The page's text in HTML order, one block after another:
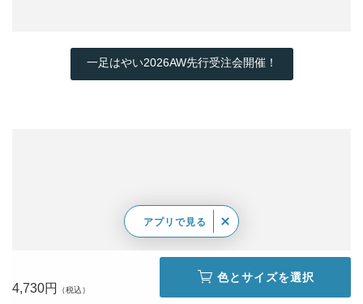
一足はやい2026AW先行受注会開催！
4,730円
色とサイズを選択
アプリで見る